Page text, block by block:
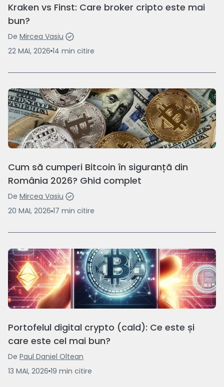
Kraken vs Finst: Care broker cripto este mai
bun?
De Mircea Vasiu
22 MAI, 2026 14 min citire
Cum să cumperi Bitcoin în siguranță din
România 2026? Ghid complet
De Mircea Vasiu
20 MAI, 2026 17 min citire
Portofelul digital crypto (cald): Ce este și
care este cel mai bun?
De Paul Daniel Oltean
13 MAI, 2026 19 min citire